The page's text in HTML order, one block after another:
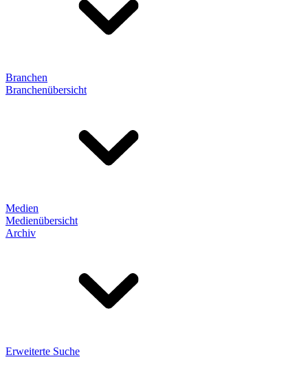
Branchen
Branchenübersicht
Medien
Medienübersicht
Archiv
Erweiterte Suche